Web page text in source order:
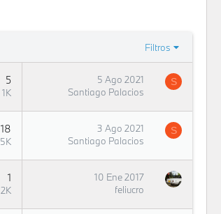
Filtros
5
1K
5 Ago 2021
Santiago Palacios
S
18
5K
3 Ago 2021
Santiago Palacios
S
1
2K
10 Ene 2017
feliucro